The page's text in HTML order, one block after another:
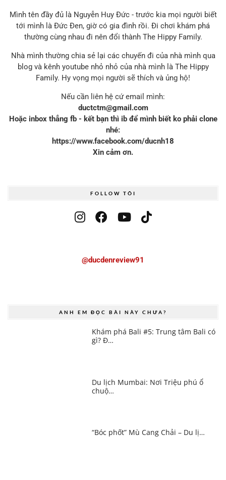
Mình tên đầy đủ là Nguyễn Huy Đức - trước kia mọi người biết
tới mình là Đức Đen, giờ có gia đình rồi. Đi chơi khám phá
thường cùng nhau đi nên đổi thành The Hippy Family.
Nhà mình thường chia sẻ lại các chuyến đi của nhà mình qua
blog và kênh youtube nhỏ nhỏ của nhà mình là The Hippy
Family. Hy vọng mọi người sẽ thích và ủng hộ!
Nếu cần liên hệ cứ email mình:
ductctm@gmail.com
Hoặc inbox thẳng fb - kết bạn thì ib để mình biết ko phải clone
nhé:
https://www.facebook.com/ducnh18
Xin cảm ơn.
FOLLOW TÔI
@ducdenreview91
ANH EM ĐỌC BÀI NÀY CHƯA?
Khám phá Bali #5: Trung tâm Bali có
gì? Đ…
Du lịch Mumbai: Nơi Triệu phú ổ
chuộ…
“Bóc phốt” Mù Cang Chải – Du lị…